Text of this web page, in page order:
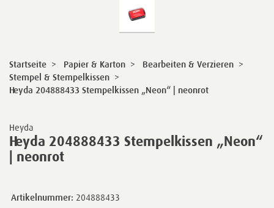
Heyda
Heyda 204888433 Stempelkissen „Neon“
| neonrot
Startseite > Papier & Karton > Bearbeiten & Verzieren >
Stempel & Stempelkissen >
Heyda 204888433 Stempelkissen „Neon“ | neonrot
Artikelnummer: 204888433